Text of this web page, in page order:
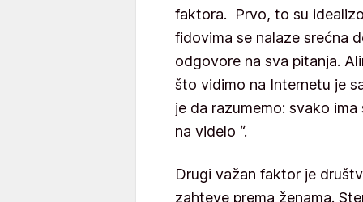
faktora. Prvo, to su
fidovima se nalaze srećna
odgovore na sva pitanja.
što vidimo na Internetu je
je da razumemo: svako
na videlo “.
Drugi važan faktor je
zahteve prema ženama.